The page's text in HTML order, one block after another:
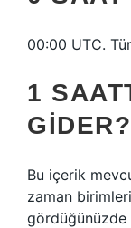
00:00 UTC.
1
GIDER?
Bu içerik
zaman
gördüğünüzde